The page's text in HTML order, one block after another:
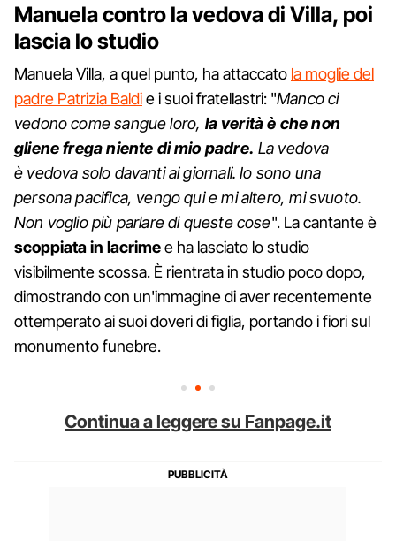
Manuela contro la vedova di Villa, poi
lascia lo studio
Manuela Villa, a quel punto, ha attaccato la moglie del
padre Patrizia Baldie i suoi fratellastri: "Manco ci
vedono come sangue loro, la verità è che non
gliene frega niente di mio padre. La vedova
è vedova solo davanti ai giornali. Io sono una
persona pacifica, vengo qui e mi altero, mi svuoto.
Non voglio più parlare di queste cose". La cantante è
scoppiata in lacrimee ha lasciato lo studio
visibilmente scossa. È rientrata in studio poco dopo,
dimostrando con un'immagine di aver recentemente
ottemperato ai suoi doveri di figlia, portando i fiori sul
monumento funebre.
Continua a leggere su Fanpage.it